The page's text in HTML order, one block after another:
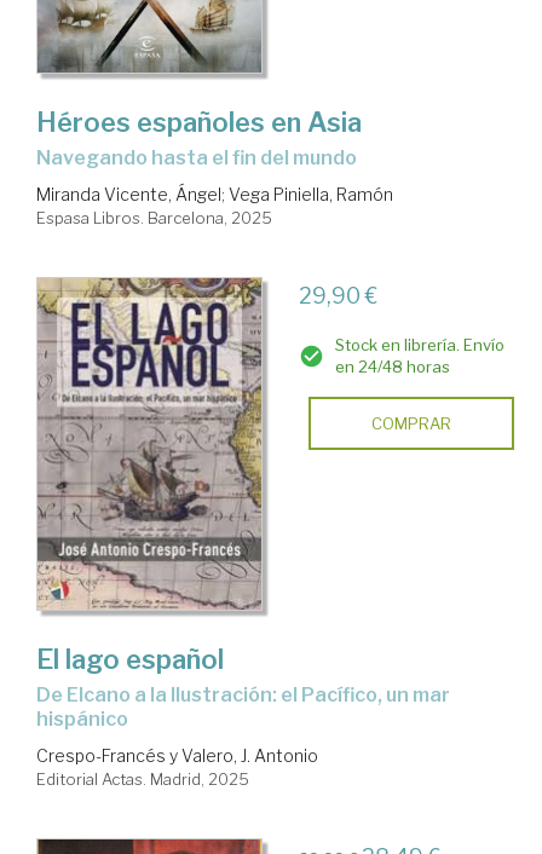
Héroes españoles en Asia
Navegando hasta el fin del mundo
Miranda Vicente, Ángel; Vega Piniella, Ramón
Espasa Libros. Barcelona, 2025
29,90 €
Stock en librería. Envío
en 24/48 horas
COMPRAR
El lago español
De Elcano a la Ilustración: el Pacífico, un mar
hispánico
Crespo-Francés y Valero, J. Antonio
Editorial Actas. Madrid, 2025